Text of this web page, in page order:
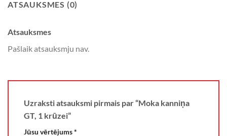
ATSAUKSMES (0)
Atsauksmes
Pašlaik atsauksmju nav.
Uzraksti atsauksmi pirmais par “Moka kanniņa
GT, 1 krūzei”
Jūsu vērtējums*